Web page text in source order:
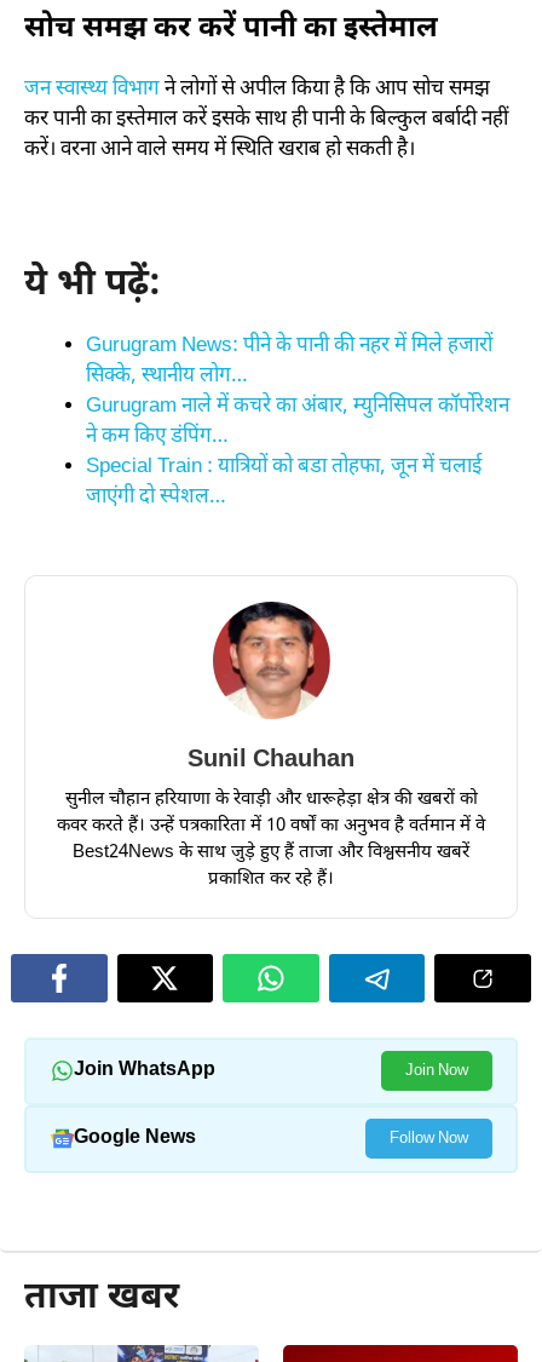
सोच समझ कर करें पानी का इस्तेमाल
जन स्वास्थ्य विभागने लोगों से अपील किया है कि आप सोच समझ
कर पानी का इस्तेमाल करें इसके साथ ही पानी के बिल्कुल बर्बादी नहीं
करें। वरना आने वाले समय में स्थिति खराब हो सकती है।
ये भी पढ़ें:
Gurugram News: पीने के पानी की नहर में मिले हजारों
सिक्के, स्थानीय लोग…
Gurugram नाले में कचरे का अंबार, म्युनिसिपल कॉर्पोरेशन
ने कम किए डंपिंग…
Special Train : यात्रियों को बडा तोहफा, जून में चलाई
जाएंगी दो स्पेशल…
Sunil Chauhan
सुनील चौहान हरियाणा के रेवाड़ी और धारूहेड़ा क्षेत्र की खबरों को
कवर करते हैं। उन्हें पत्रकारिता में 10 वर्षों का अनुभव है वर्तमान में वे
Best24News के साथ जुड़े हुए हैं ताजा और विश्वसनीय खबरें
प्रकाशित कर रहे हैं।
Join WhatsApp Join Now
Google News Follow Now
ताजा खबर